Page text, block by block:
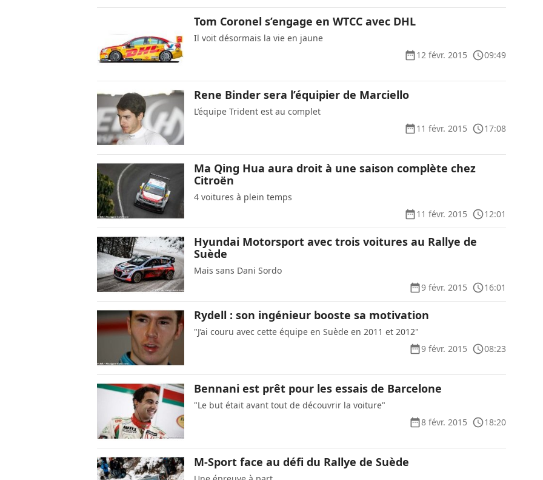
Tom Coronel s’engage en WTCC avec DHL
Il voit désormais la vie en jaune
12 févr. 2015
09:49
Rene Binder sera l’équipier de Marciello
L’équipe Trident est au complet
11 févr. 2015
17:08
Ma Qing Hua aura droit à une saison complète chez
Citroën
4 voitures à plein temps
11 févr. 2015
12:01
Hyundai Motorsport avec trois voitures au Rallye de
Suède
Mais sans Dani Sordo
9 févr. 2015
16:01
Rydell : son ingénieur booste sa motivation
"J’ai couru avec cette équipe en Suède en 2011 et 2012"
9 févr. 2015
08:23
Bennani est prêt pour les essais de Barcelone
"Le but était avant tout de découvrir la voiture"
8 févr. 2015
18:20
M-Sport face au défi du Rallye de Suède